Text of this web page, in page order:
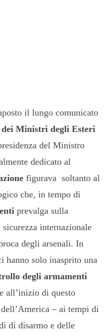
il lungo comunicato
Ministri degli Esteri
del Ministro
dedicato al
figurava soltanto al
che, in tempo di
prevalga sulla
internazionale
degli arsenali. In
hanno solo inasprito una
degli armamenti
all’inizio di questo
– ai tempi di
di disarmo e delle